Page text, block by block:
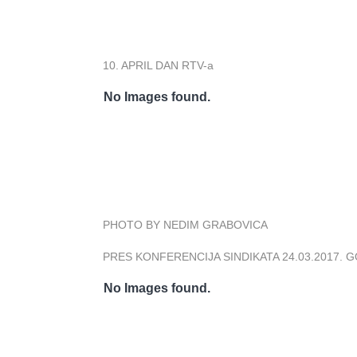
10. APRIL DAN RTV-a
No Images found.
PHOTO BY NEDIM GRABOVICA
PRES KONFERENCIJA SINDIKATA 24.03.2017.
No Images found.